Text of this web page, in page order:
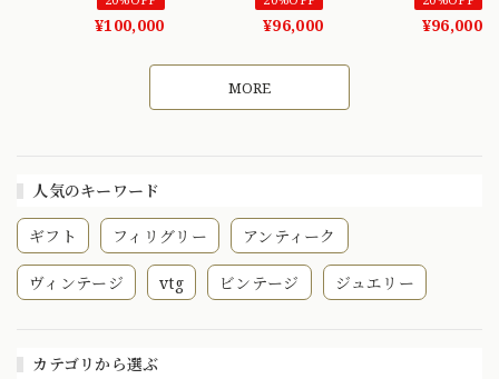
人気のキーワード
ギフト フィリグリー アンティーク
ヴィンテージ vtg ビンテージ ジュエリー
カテゴリから選ぶ
1800後半〜1900前
半頃 ゴールド リン
¥100,000
サファイア 3ストー
ルーサファイアとオ
ールドヨーロピアン
¥96,000
ラワー デザイン
K18 オールドカット
初頭頃 〜指先に一
DR00471
¥96,000
MORE